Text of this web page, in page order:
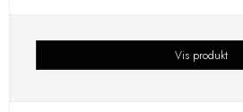
Vis produkt